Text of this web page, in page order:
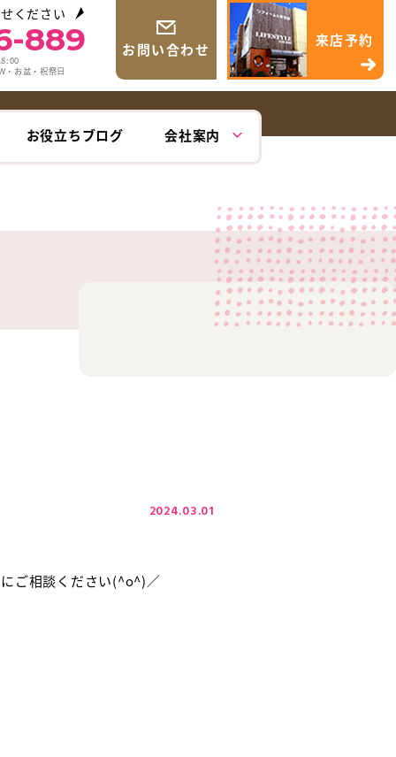
ください
889
・お盆・祝祭日
お問い合わせ
来店予約
お役立ちブログ 会社案内
2024.03.01
ご相談ください(^o^)／